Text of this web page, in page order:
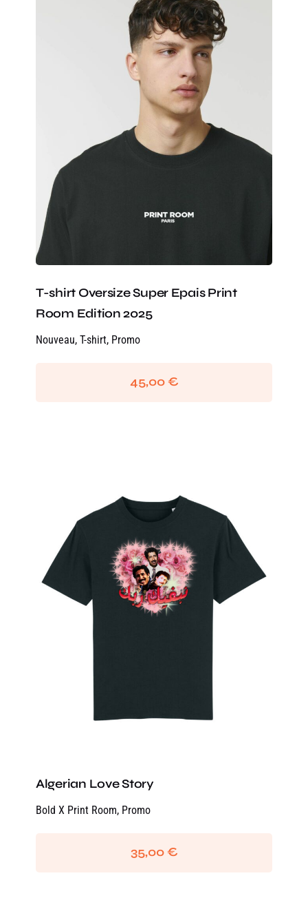
T-shirt Oversize Super Epais Print
Room Edition 2025
Nouveau, T-shirt, Promo
45,00€
Algerian Love Story
Bold X Print Room, Promo
35,00€